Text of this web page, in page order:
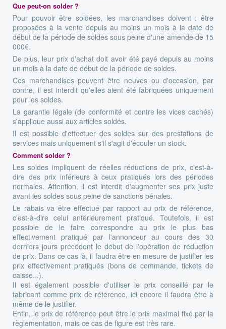
Que peut-on solder ?
Pour pouvoir être soldées, les marchandises doivent : être
proposées à la vente depuis au moins un mois à la date de
début de la période de soldes sous peine d'une amende de 15
000€.
De plus, leur prix d'achat doit avoir été payé depuis au moins
un mois à la date de début de la période de soldes.
Ces marchandises peuvent être neuves ou d'occasion, par
contre, il est interdit qu'elles aient été fabriquées uniquement
pour les soldes.
La garantie légale (de conformité et contre les vices cachés)
s'applique aussi aux articles soldés.
Il est possible d'effectuer des soldes sur des prestations de
services mais uniquement s'il s'agit d'écouler un stock.
Comment solder ?
Les soldes impliquent de réelles réductions de prix, c'est-à-
dire des prix inférieurs à ceux pratiqués lors des périodes
normales. Attention, il est interdit d'augmenter ses prix juste
avant les soldes sous peine de sanctions pénales.
Le rabais va être effectué par rapport au prix de référence,
c'est-à-dire celui antérieurement pratiqué. Toutefois, il est
possible de le faire correspondre au prix le plus bas
effectivement pratiqué par l'annonceur au cours des 30
derniers jours précédent le début de l'opération de réduction
de prix. Dans ce cas là, il faudra être en mesure de justifier les
prix effectivement pratiqués (bons de commande, tickets de
caisse...).
Il est également possible d'utiliser le prix conseillé par le
fabricant comme prix de référence, ici encore il faudra être à
même de le justifier.
Enfin, le prix de référence peut être le prix maximal fixé par la
règlementation, mais ce cas de figure est très rare.